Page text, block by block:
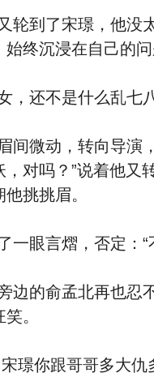
到了宋璟，他没
终沉浸在自己的问
还不是什么乱七
微动，转向导演，
，对吗？”说着他又
挑挑眉。
眼言熠，否定：“
的俞孟北再也忍
。
你跟哥哥多大仇